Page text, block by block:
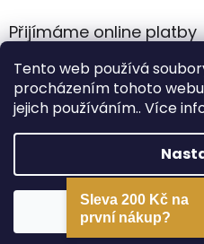
Tento web používá
procházením tohoto
jejich používáním.. Více
Přijímáme online platby
Vytvořil
Copyright 2026CarlsbadHat
Sleva 200 Kč na
první nákup?